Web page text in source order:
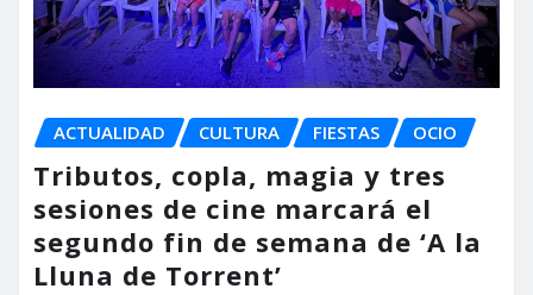
ACTUALIDAD CULTURA FIESTAS OCIO
Tributos, copla, magia y tres
sesiones de cine marcará el
segundo fin de semana de ‘A la
Lluna de Torrent’